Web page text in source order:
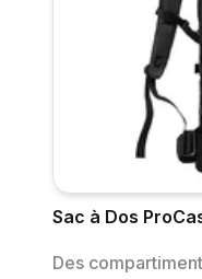
Sac à Dos
Des